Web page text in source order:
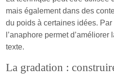
mais également dans des
du poids à certaines idées.
l’anaphore permet
texte.
La gradation :